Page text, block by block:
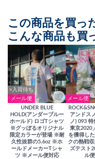
この商品を買っ
こんな商品も買
×入荷待ち
メール便
UNDER BLUE
HOLD(アンダーブルー
ホールド) ロゴTシャツ
※グッぼるオリジナル
限定カラーが登場 ※耐
久性抜群の5.6oz ※ホ
ールドメーカーTシャ
ツ ※メール便対応
メール便
アンドス
ノ) 093 特
東京2020
を獲得し
クの熱戦
ズテスト
ル